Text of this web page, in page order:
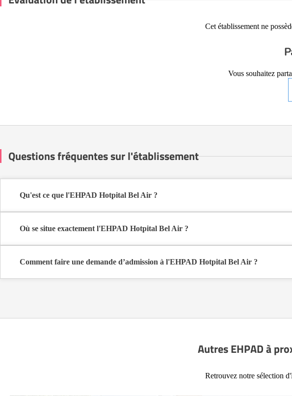
Cet établissement ne
Vous souhaitez
Questions fréquentes sur l'établissement
Qu'est ce que l'EHPAD Hotpital Bel Air ?
sur-Logne (44650).
Où se situe exactement l'EHPAD Hotpital Bel Air ?
Comment faire une demande d’admission à l'EHPAD Hotpital Bel Air ?
coûts et les démarches administratives nécessaires.
Autres EHPAD à
Retrouvez notre sélection